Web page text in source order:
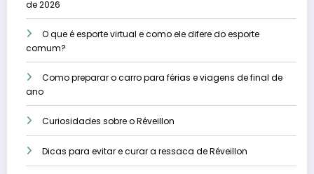
de 2026
O que é esporte virtual e como ele difere do esporte
comum?
Como preparar o carro para férias e viagens de final de
ano
Curiosidades sobre o Réveillon
Dicas para evitar e curar a ressaca de Réveillon